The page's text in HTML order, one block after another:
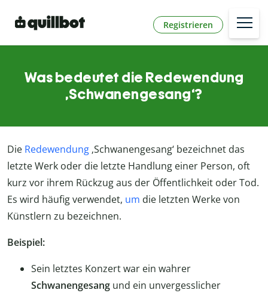
Registrieren
Was bedeutet die Redewendung
‚Schwanengesang‘?
Die Redewendung ‚Schwanengesang‘ bezeichnet das
letzte Werk oder die letzte Handlung einer Person, oft
kurz vor ihrem Rückzug aus der Öffentlichkeit oder Tod.
Es wird häufig verwendet, um die letzten Werke von
Künstlern zu bezeichnen.
Beispiel:
Sein letztes Konzert war ein wahrer
Schwanengesang und ein unvergesslicher